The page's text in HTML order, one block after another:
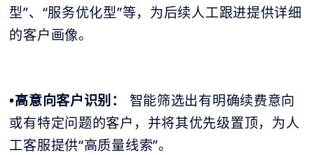
型”、“服务优化型”等，为后续人工跟进提供详细
的客户画像。
•高意向客户识别： 智能筛选出有明确续费意向
或有特定问题的客户，并将其优先级置顶，为人
工客服提供“高质量线索”。